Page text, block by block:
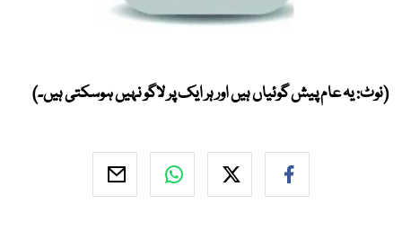
(نوٹ: یہ عام پیش گوئیاں ہیں اور ہر ایک پر لاگو نہیں ہوسکتی ہیں۔)